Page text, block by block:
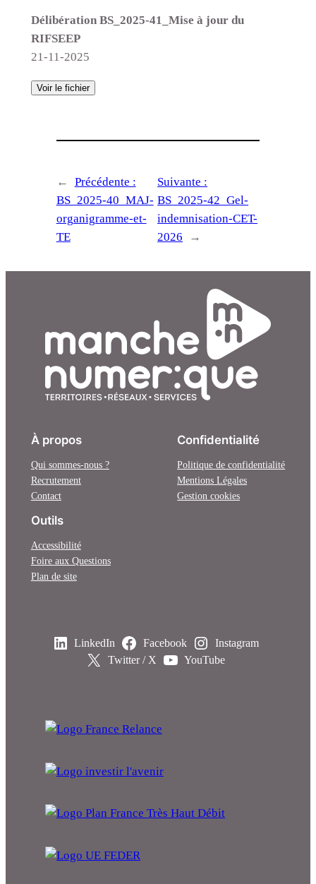
Délibération BS_2025-41_Mise à jour du
RIFSEEP
21-11-2025
Voir le fichier
←
Précédente :
BS_2025-40_MAJ-
organigramme-et-
TE
Suivante :
BS_2025-42_Gel-
indemnisation-CET-
2026
→
À propos
Qui sommes-nous ?
Recrutement
Contact
Confidentialité
Politique de confidentialité
Mentions Légales
Gestion cookies
Outils
Accessibilité
Foire aux Questions
Plan de site
LinkedIn Facebook
Instagram
Twitter / X
YouTube